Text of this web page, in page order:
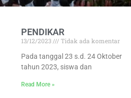
PENDIKAR
13/12/2023
Tidak ada komentar
Pada tanggal 23 s.d. 24 Oktober
tahun 2023, siswa dan
Read More »